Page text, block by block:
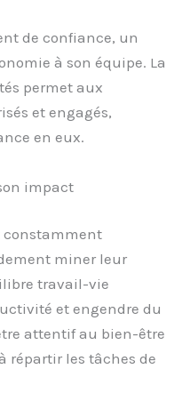
de confiance, un
à son équipe. La
permet aux
et engagés,
en eux.
impact
constamment
miner leur
travail-vie
et engendre du
attentif au bien-être
répartir les tâches de